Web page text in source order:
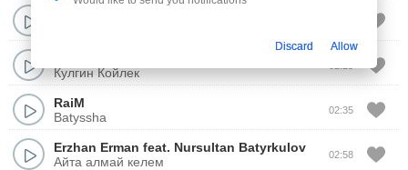
Кулгин Койлек
RaiM
Batyssha
02:35
Erzhan Erman feat. Nursultan Batyrkulov
Айта алмай келем
02:58
Discard Allow